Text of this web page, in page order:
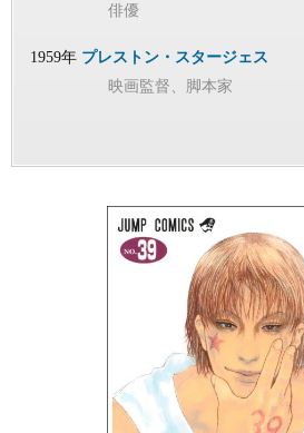
俳優
1959年 プレストン・スタージェス
映画監督、脚本家